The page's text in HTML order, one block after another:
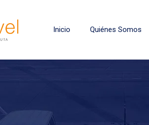
Inicio Quiénes Somos